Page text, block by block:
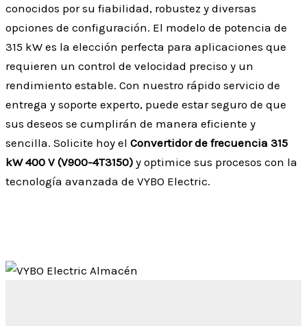
conocidos por su fiabilidad, robustez y diversas
opciones de configuración. El modelo de potencia de
315 kW es la elección perfecta para aplicaciones que
requieren un control de velocidad preciso y un
rendimiento estable. Con nuestro rápido servicio de
entrega y soporte experto, puede estar seguro de que
sus deseos se cumplirán de manera eficiente y
sencilla. Solicite hoy el Convertidor de frecuencia 315
kW 400 V (V900-4T3150) y optimice sus procesos con la
tecnología avanzada de VYBO Electric.